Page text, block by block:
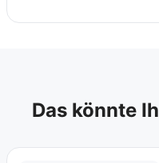
Das könnte